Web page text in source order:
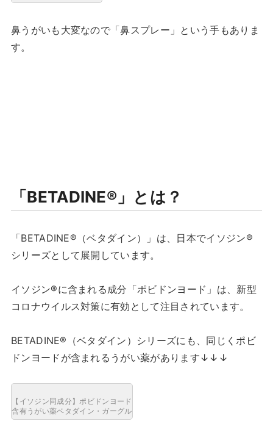
鼻うがいも大変なので「鼻スプレー」という手もありま
す。
「BETADINE®︎」とは？
「BETADINE®︎（ベタダイン）」は、日本でイソジン®
シリーズとして展開しています。
イソジン®に含まれる成分「ポビドンヨード」は、新型
コロナウイルス対策に有効として注目されています。
BETADINE®︎（ベタダイン）シリーズにも、同じくポビ
ドンヨードが含まれるうがい薬があります↓↓↓
【イソジン同成分】ポビドンヨード
含有うがい薬ベタダイン・ガーグル